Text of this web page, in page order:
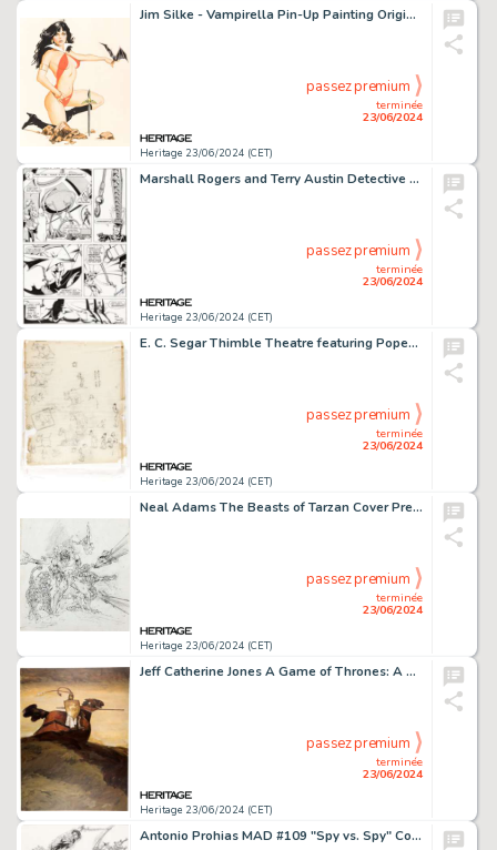
Jim Silke - Vampirella Pin-Up Painting Original Art (2000).
Heritage 23/06/2024 (CET)
terminée
23/06/2024
passez premium
Marshall Rogers and Terry Austin Detective Comics #468 Story Page 14 Original Art (DC, 1977).
Heritage 23/06/2024 (CET)
terminée
23/06/2024
passez premium
E. C. Segar Thimble Theatre featuring Popeye Sketchbook Original Art Group of 18 Pages (King Features Syndicate, c. 1936-1938). (Total: 18 Original Art)
Heritage 23/06/2024 (CET)
terminée
23/06/2024
passez premium
Neal Adams The Beasts of Tarzan Cover Preliminary Sketch Original Art (Ballantine, 1980).
Heritage 23/06/2024 (CET)
terminée
23/06/2024
passez premium
Jeff Catherine Jones A Game of Thrones: A Song of Ice and Fire-Themed Painting Original Art (Meisha Merlin Publishing, 2002).
Heritage 23/06/2024 (CET)
terminée
23/06/2024
passez premium
Antonio Prohias MAD #109 "Spy vs. Spy" Complete 1-Page Story Original Art (EC, 1967).